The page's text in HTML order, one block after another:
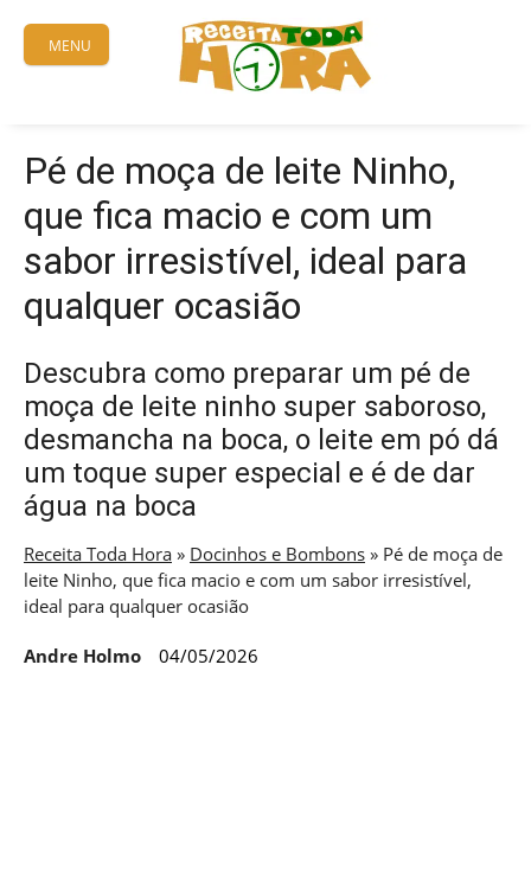
content
MENU
Pé de moça de leite Ninho,
que fica macio e com um
sabor irresistível, ideal para
qualquer ocasião
Descubra como preparar um pé de
moça de leite ninho super saboroso,
desmancha na boca, o leite em pó dá
um toque super especial e é de dar
água na boca
Receita Toda Hora » Docinhos e Bombons » Pé de moça de
leite Ninho, que fica macio e com um sabor irresistível,
ideal para qualquer ocasião
Andre Holmo 04/05/2026